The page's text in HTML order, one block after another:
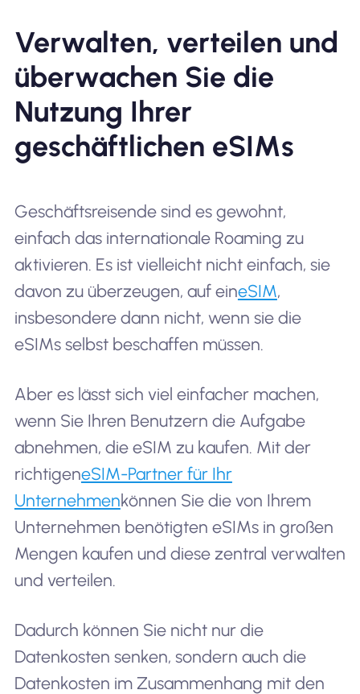
Verwalten, verteilen und
überwachen Sie die
Nutzung Ihrer
geschäftlichen eSIMs
Geschäftsreisende sind es gewohnt,
einfach das internationale Roaming zu
aktivieren. Es ist vielleicht nicht einfach, sie
davon zu überzeugen, auf eineSIM,
insbesondere dann nicht, wenn sie die
eSIMs selbst beschaffen müssen.
Aber es lässt sich viel einfacher machen,
wenn Sie Ihren Benutzern die Aufgabe
abnehmen, die eSIM zu kaufen. Mit der
richtigeneSIM-Partner für Ihr
Unternehmenkönnen Sie die von Ihrem
Unternehmen benötigten eSIMs in großen
Mengen kaufen und diese zentral verwalten
und verteilen.
Dadurch können Sie nicht nur die
Datenkosten senken, sondern auch die
Datenkosten im Zusammenhang mit den